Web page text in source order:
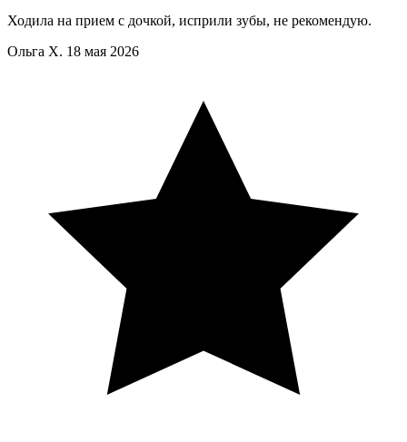
Ходила на прием с дочкой, исприли зубы, не рекомендую.
Ольга Х. 18 мая 2026